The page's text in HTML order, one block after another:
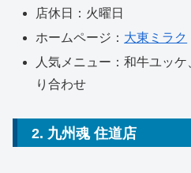
店休日：火曜日
ホームページ： 大東ミラク
人気メニュー：和牛ユッ
り合わせ
2. 九州魂 住道店